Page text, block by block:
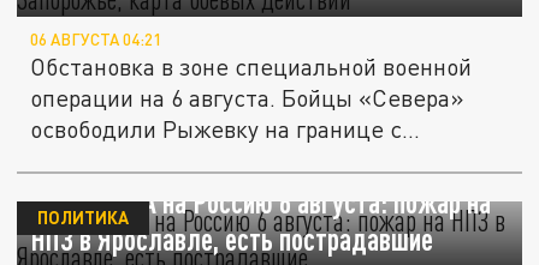
06 АВГУСТА 04:21
Обстановка в зоне специальной военной
операции на 6 августа. Бойцы «Севера»
освободили Рыжевку на границе с...
Атака БПЛА на Россию 6 августа: пожар на
НПЗ в Ярославле, есть пострадавшие
ПОЛИТИКА